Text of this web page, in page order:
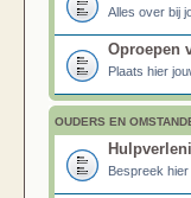
Alles over bij
Oproepen
Plaats hier
OUDERS EN
Bespreek